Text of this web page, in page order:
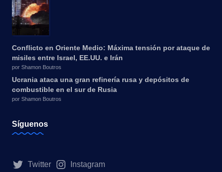
Conflicto en Oriente Medio: Máxima tensión por ataque de
misiles entre Israel, EE.UU. e Irán
por Shamon Boutros
Ucrania ataca una gran refinería rusa y depósitos de
combustible en el sur de Rusia
por Shamon Boutros
Síguenos
Twitter Instagram